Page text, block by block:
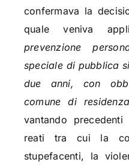
confermava la
quale veniva
prevenzione
speciale di pubblica
due anni, con
comune di residenza
vantando
reati tra cui la
stupefacenti, la